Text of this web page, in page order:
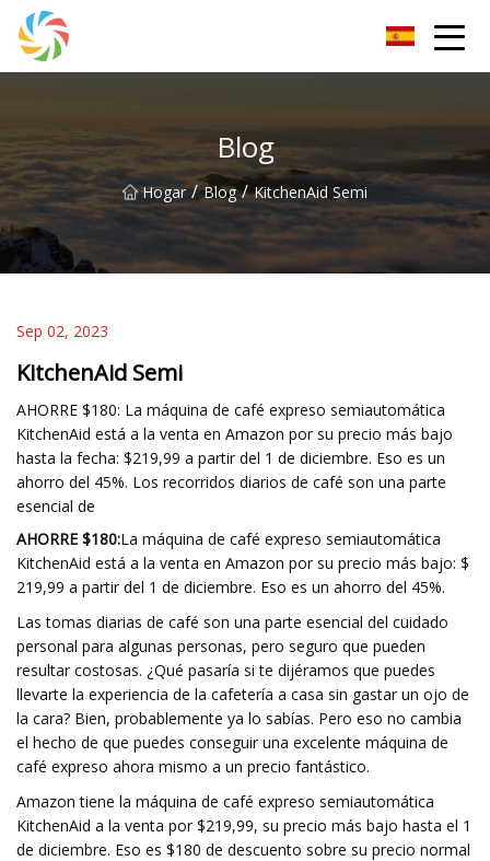
Blog
Hogar / Blog / KitchenAid Semi
Sep 02, 2023
KitchenAid Semi
AHORRE $180: La máquina de café expreso semiautomática
KitchenAid está a la venta en Amazon por su precio más bajo
hasta la fecha: $219,99 a partir del 1 de diciembre. Eso es un
ahorro del 45%. Los recorridos diarios de café son una parte
esencial de
AHORRE $180:La máquina de café expreso semiautomática
KitchenAid está a la venta en Amazon por su precio más bajo: $
219,99 a partir del 1 de diciembre. Eso es un ahorro del 45%.
Las tomas diarias de café son una parte esencial del cuidado
personal para algunas personas, pero seguro que pueden
resultar costosas. ¿Qué pasaría si te dijéramos que puedes
llevarte la experiencia de la cafetería a casa sin gastar un ojo de
la cara? Bien, probablemente ya lo sabías. Pero eso no cambia
el hecho de que puedes conseguir una excelente máquina de
café expreso ahora mismo a un precio fantástico.
Amazon tiene la máquina de café expreso semiautomática
KitchenAid a la venta por $219,99, su precio más bajo hasta el 1
de diciembre. Eso es $180 de descuento sobre su precio normal